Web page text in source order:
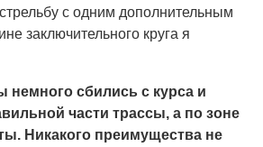
с одним дополнительным
заключительного круга я
сбились с курса и
части трассы, а по зоне
Никакого преимущества не